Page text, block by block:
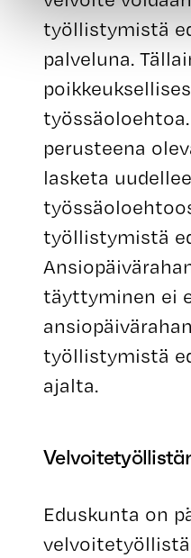
työllistymistä
palveluna.
perusteena
lasketa
työllistymistä
täyttyminen ei
työllistymistä
ajalta.
Eduskunta on